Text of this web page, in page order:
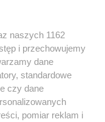
naszych 1162
i przechowujemy
dane
standardowe
czy dane
pomiar reklam i